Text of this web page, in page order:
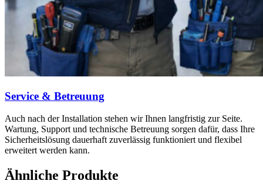
Service & Betreuung
Auch nach der Installation stehen wir Ihnen langfristig zur Seite.
Wartung, Support und technische Betreuung sorgen dafür, dass Ihre
Sicherheitslösung dauerhaft zuverlässig funktioniert und flexibel
erweitert werden kann.
Ähnliche Produkte